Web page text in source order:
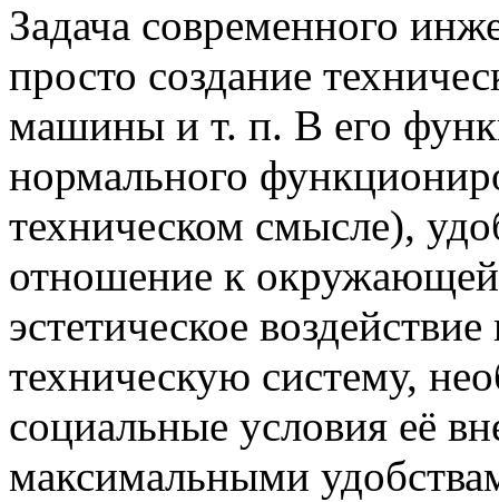
Задача современного
просто создание
машины и т. п. В его
нормального
техническом смысле),
отношение к окружающей
эстетическое
техническую систему,
социальные условия её
максимальными